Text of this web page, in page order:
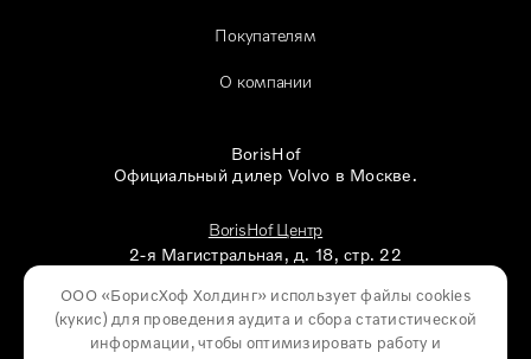
Покупателям
О компании
BorisHof
Официальный дилер Volvo в Москве.
BorisHof Центр
2-я Магистральная, д. 18, стр. 22
BorisHof Восток
Балашиха, микрорайон ЦОВБ, д. 21
ООО «БорисХоф Холдинг» использует файлы cookies
(кукиc) для проведения аудита и сбора статистической
информации, чтобы оптимизировать работу и